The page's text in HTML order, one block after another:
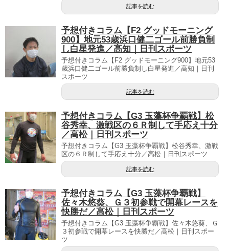
記事を読む
予想付きコラム【F2 グッドモーニング
900】地元53歳浜口健二ゴール前勝負制
し白星発進／高知｜日刊スポーツ
予想付きコラム【F2 グッドモーニング900】地元53
歳浜口健二ゴール前勝負制し白星発進／高知｜日刊
スポーツ
記事を読む
予想付きコラム【G3 玉藻杯争覇戦】松
谷秀幸、激戦区の６Ｒ制して手応え十分
／高松｜日刊スポーツ
予想付きコラム【G3 玉藻杯争覇戦】松谷秀幸、激戦
区の６Ｒ制して手応え十分／高松｜日刊スポーツ
記事を読む
予想付きコラム【G3 玉藻杯争覇戦】
佐々木悠葵、Ｇ３初参戦で開幕レースを
快勝だ／高松｜日刊スポーツ
予想付きコラム【G3 玉藻杯争覇戦】佐々木悠葵、Ｇ
３初参戦で開幕レースを快勝だ／高松｜日刊スポー
ツ